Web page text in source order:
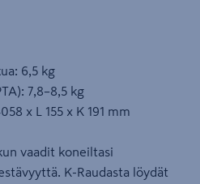
6,5 kg
7,8–8,5 kg
x L 155 x K 191 mm
vaadit koneiltasi
K-Raudasta löydät